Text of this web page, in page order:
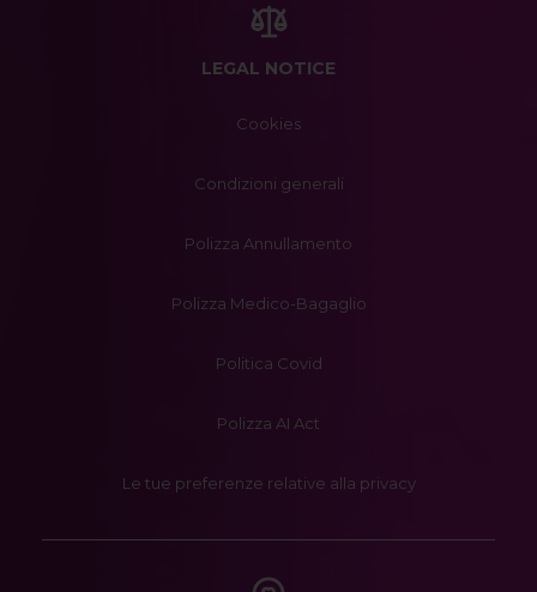
LEGAL NOTICE
Cookies
Condizioni generali
Polizza Annullamento
Polizza Medico-Bagaglio
Politica Covid
Polizza AI Act
Le tue preferenze relative alla privacy